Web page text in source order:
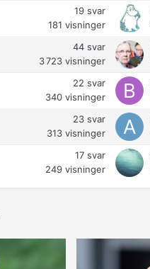
19 svar
181 visninger
44 svar
3 723 visninger
22 svar
340 visninger
23 svar
313 visninger
17 svar
249 visninger